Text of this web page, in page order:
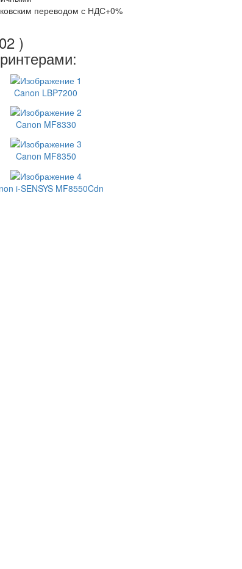
переводом с НДС+0%
)
Canon LBP7200
Canon MF8330
Canon MF8350
i-SENSYS MF8550Cdn